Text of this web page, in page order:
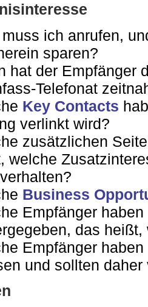
ich anrufen,
sparen?
hat der Empfänger
Telefonat
Key Contacts
verlinkt wird?
zusätzlichen
welche
Business
Empfänger
das
Empfänger
und sollten